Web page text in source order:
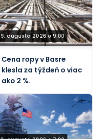
9. augusta 2026 o 9:00
Cena ropy v Basre
klesla za týždeň o viac
ako 2 %.